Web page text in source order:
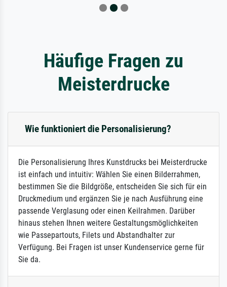
Häufige Fragen zu
Meisterdrucke
Wie funktioniert die Personalisierung?
Die Personalisierung Ihres Kunstdrucks bei Meisterdrucke
ist einfach und intuitiv: Wählen Sie einen Bilderrahmen,
bestimmen Sie die Bildgröße, entscheiden Sie sich für ein
Druckmedium und ergänzen Sie je nach Ausführung eine
passende Verglasung oder einen Keilrahmen. Darüber
hinaus stehen Ihnen weitere Gestaltungsmöglichkeiten
wie Passepartouts, Filets und Abstandhalter zur
Verfügung. Bei Fragen ist unser Kundenservice gerne für
Sie da.